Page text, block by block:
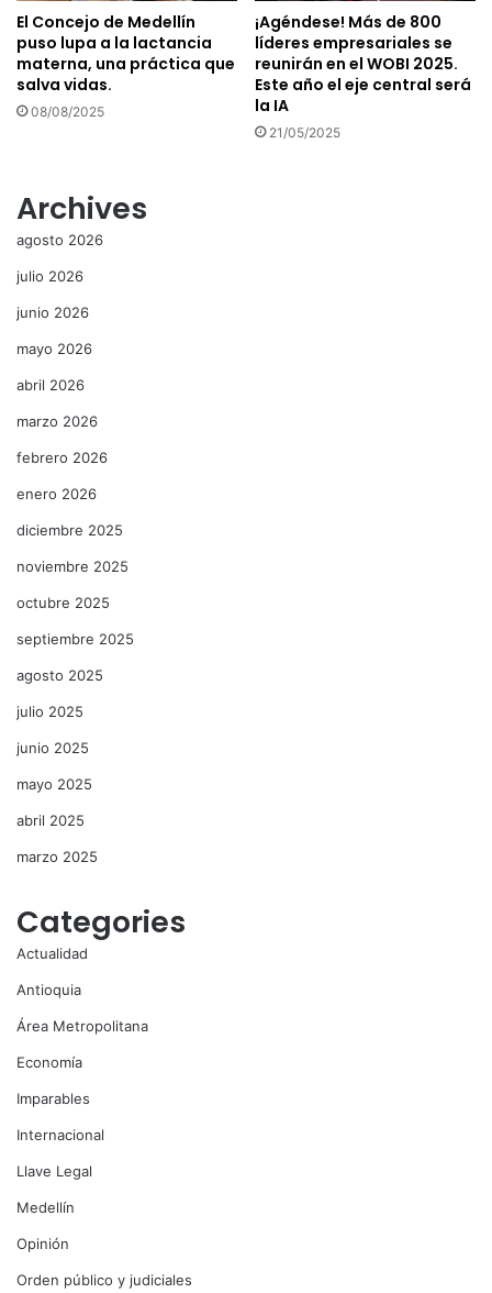
El Concejo de Medellín
puso lupa a la lactancia
materna, una práctica que
salva vidas.
08/08/2025
¡Agéndese! Más de 800
líderes empresariales se
reunirán en el WOBI 2025.
Este año el eje central será
la IA
21/05/2025
Archives
agosto 2026
julio 2026
junio 2026
mayo 2026
abril 2026
marzo 2026
febrero 2026
enero 2026
diciembre 2025
noviembre 2025
octubre 2025
septiembre 2025
agosto 2025
julio 2025
junio 2025
mayo 2025
abril 2025
marzo 2025
Categories
Actualidad
Antioquia
Área Metropolitana
Economía
Imparables
Internacional
Llave Legal
Medellín
Opinión
Orden público y judiciales